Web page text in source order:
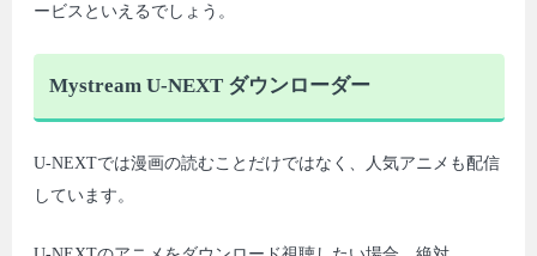
ービスといえるでしょう。
Mystream U-NEXT ダウンローダー
U-NEXTでは漫画の読むことだけではなく、人気アニメも配信
しています。